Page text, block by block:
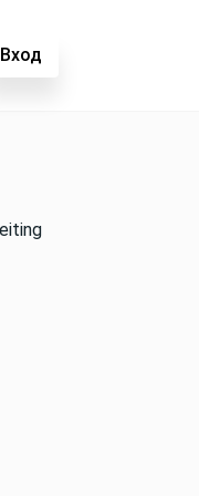
Вход